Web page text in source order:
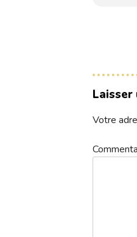
Laisser
Votre
Réservez une
Compétitions à
Résultats de